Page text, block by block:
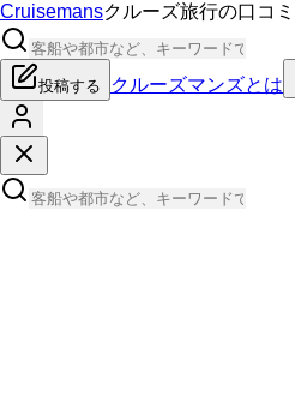
Cruisemansクルーズ旅行の口コ
投稿する クルーズマンズとは